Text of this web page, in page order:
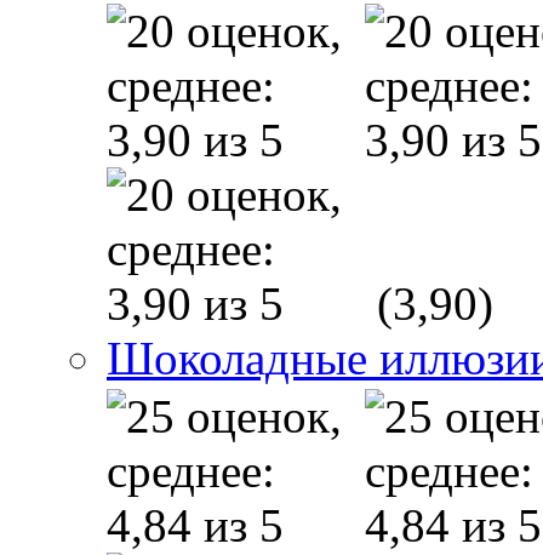
(3,90)
Шоколадные